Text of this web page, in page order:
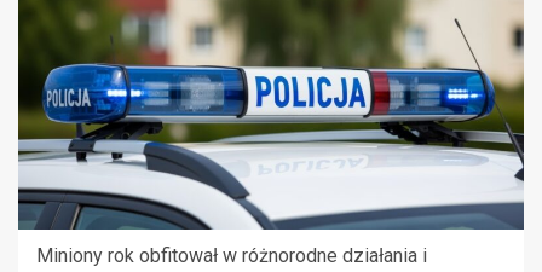
Miniony rok obfitował w różnorodne działania i